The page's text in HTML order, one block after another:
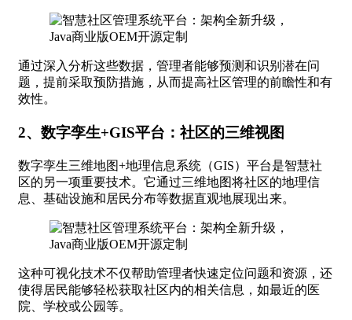
通过深入分析这些数据，管理者能够预测和识别潜在问
题，提前采取预防措施，从而提高社区管理的前瞻性和有
效性。
2、数字孪生+GIS平台：社区的三维视图
数字孪生三维地图+地理信息系统（GIS）平台是智慧社
区的另一项重要技术。它通过三维地图将社区的地理信
息、基础设施和居民分布等数据直观地展现出来。
这种可视化技术不仅帮助管理者快速定位问题和资源，还
使得居民能够轻松获取社区内的相关信息，如最近的医
院、学校或公园等。